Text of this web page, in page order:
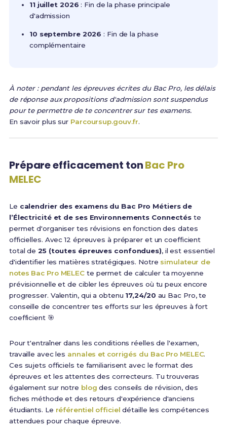
11 juillet 2026 : Fin de la phase principale
d'admission
10 septembre 2026 : Fin de la phase
complémentaire
À noter : pendant les épreuves écrites du Bac Pro, les délais
de réponse aux propositions d'admission sont suspendus
pour te permettre de te concentrer sur tes examens.
En savoir plus sur Parcoursup.gouv.fr.
Prépare efficacement tonBac Pro
MELEC
Le calendrier des examens du Bac Pro Métiers de
l’Électricité et de ses Environnements Connectés te
permet d'organiser tes révisions en fonction des dates
officielles. Avec 12 épreuves à préparer et un coefficient
total de25 (toutes épreuves confondues), il est essentiel
d'identifier les matières stratégiques. Notre simulateur de
notes Bac Pro MELEC te permet de calculer ta moyenne
prévisionnelle et de cibler les épreuves où tu peux encore
progresser. Valentin, qui a obtenu 17,24/20 au Bac Pro, te
conseille de concentrer tes efforts sur les épreuves à fort
coefficient 🎯
Pour t'entraîner dans les conditions réelles de l'examen,
travaille avec les annales et corrigés du Bac Pro MELEC.
Ces sujets officiels te familiarisent avec le format des
épreuves et les attentes des correcteurs. Tu trouveras
également sur notre blog des conseils de révision, des
fiches méthode et des retours d'expérience d'anciens
étudiants. Le référentiel officiel détaille les compétences
attendues pour chaque épreuve.